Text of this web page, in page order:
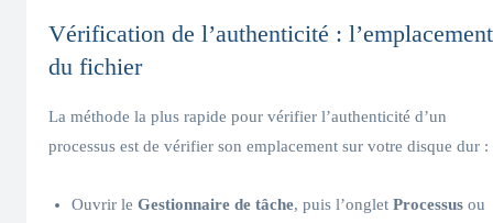
Vérification de l’authenticité : l’emplacement
du fichier
La méthode la plus rapide pour vérifier l’authenticité d’un
processus est de vérifier son emplacement sur votre disque dur :
Ouvrir le Gestionnaire de tâche, puis l’onglet Processus ou